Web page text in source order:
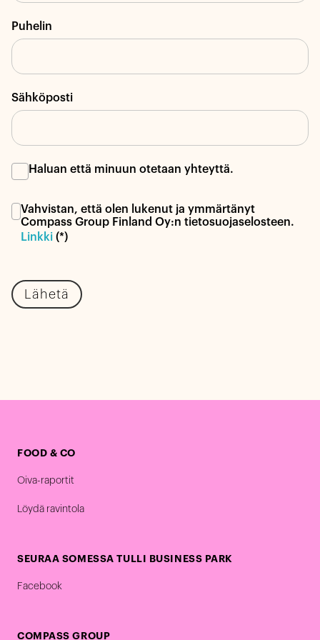
Puhelin
Sähköposti
Haluan että minuun otetaan yhteyttä.
Vahvistan, että olen lukenut ja ymmärtänyt
Compass Group Finland Oy:n tietosuojaselosteen.
Linkki (*)
Lähetä
FOOD & CO
Oiva-raportit
Löydä ravintola
SEURAA SOMESSA TULLI BUSINESS PARK
Facebook
COMPASS GROUP